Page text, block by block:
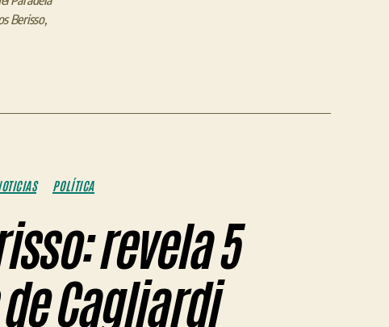
Berisso,
POLÍTICA
revela 5
Cagliardi